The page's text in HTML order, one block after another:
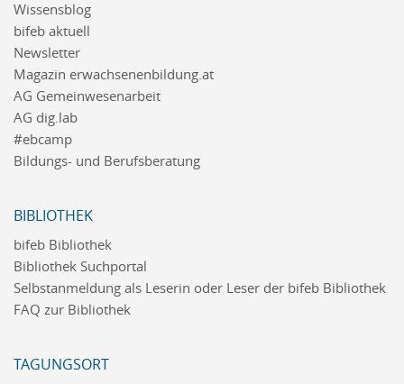
Wissensblog
bifeb aktuell
Newsletter
Magazin erwachsenenbildung.at
AG Gemeinwesenarbeit
AG dig.lab
#ebcamp
Bildungs- und Berufsberatung
BIBLIOTHEK
bifeb Bibliothek
Bibliothek Suchportal
Selbstanmeldung als Leserin oder Leser der bifeb Bibliothek
FAQ zur Bibliothek
TAGUNGSORT